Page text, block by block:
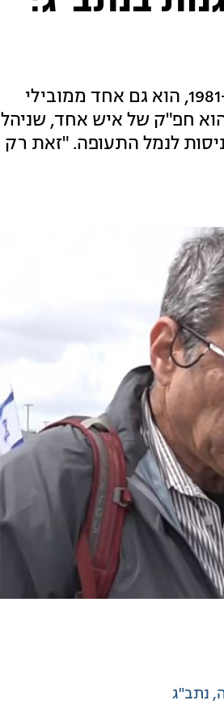
חגי כץ, טייס F-16 שהוביל את תקיפת הכור הגרעיני תמוז ב-1981, הוא גם אחד ממובילי
חפ"ק של איש אחד, שניהל
לנמל התעופה. "זאת רק
נתב"ג